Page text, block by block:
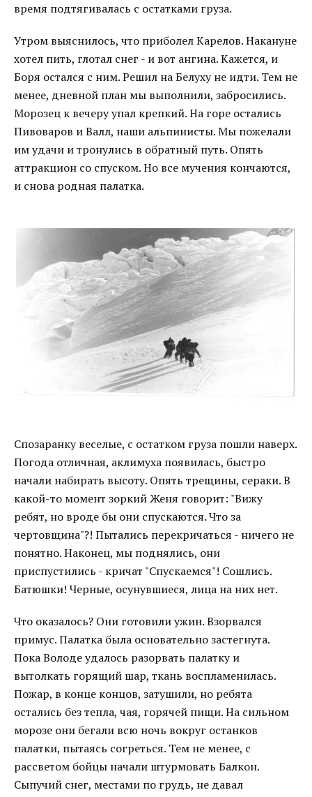
время подтягивалась с остатками груза.
Утром выяснилось, что приболел Карелов. Накануне
хотел пить, глотал снег - и вот ангина. Кажется, и
Боря остался с ним. Решил на Белуху не идти. Тем не
менее, дневной план мы выполнили, забросились.
Морозец к вечеру упал крепкий. На горе остались
Пивоваров и Валл, наши альпинисты. Мы пожелали
им удачи и тронулись в обратный путь. Опять
аттракцион со спуском. Но все мучения кончаются,
и снова родная палатка.
Спозаранку веселые, с остатком груза пошли наверх.
Погода отличная, аклимуха появилась, быстро
начали набирать высоту. Опять трещины, сераки. В
какой-то момент зоркий Женя говорит: "Вижу
ребят, но вроде бы они спускаются. Что за
чертовщина"?! Пытались перекричаться - ничего не
понятно. Наконец, мы поднялись, они
приспустились - кричат "Спускаемся"! Сошлись.
Батюшки! Черные, осунувшиеся, лица на них нет.
Что оказалось? Они готовили ужин. Взорвался
примус. Палатка была основательно застегнута.
Пока Володе удалось разорвать палатку и
вытолкать горящий шар, ткань воспламенилась.
Пожар, в конце концов, затушили, но ребята
остались без тепла, чая, горячей пищи. На сильном
морозе они бегали всю ночь вокруг останков
палатки, пытаясь согреться. Тем не менее, с
рассветом бойцы начали штурмовать Балкон.
Сыпучий снег, местами по грудь, не давал